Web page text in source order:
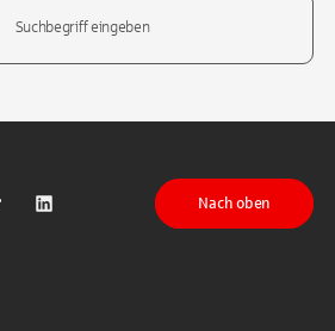
auf Instagram
auf TikTok
Sparkasse auf LinkedIn
Nach oben